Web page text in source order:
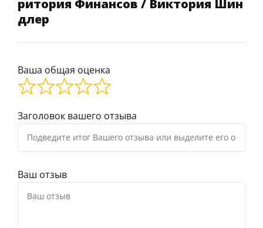
ритория Финансов / Виктория Шин
длер
Ваша общая оценка
Заголовок вашего отзыва
Ваш отзыв